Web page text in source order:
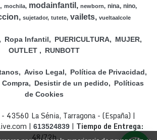
mochila modainfantil newborn nina nino
sujetador tutete vailets vueltaalcole
Ropa Infantil PUERICULTURA
MUJER
OUTLET
RUNBOTT
Aviso Legal
Política de Privacidad
Desistir de un pedido
Políticas
de Cookies
43560 La Sénia, Tarragona - (España) |
| 613524839 | Tiempo de Entrega:
48/72h